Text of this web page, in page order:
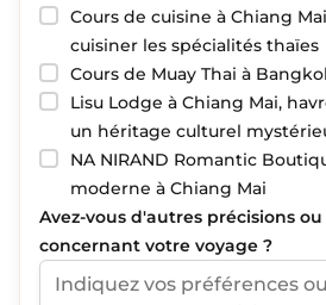
Cours de cuisine à Chiang
cuisiner les spécialités thaïes
Cours de Muay Thai à
Lisu Lodge à Chiang Mai,
un héritage culturel
NA NIRAND Romantic
moderne à Chiang Mai
Avez-vous d'autres précisions
concernant votre voyage ?